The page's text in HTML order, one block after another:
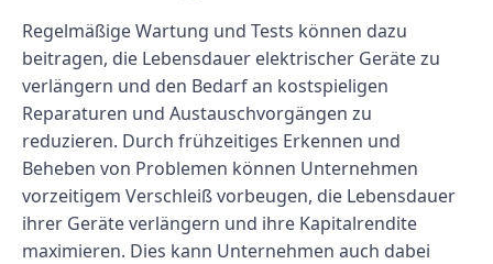
Regelmäßige Wartung und Tests können dazu
beitragen, die Lebensdauer elektrischer Geräte zu
verlängern und den Bedarf an kostspieligen
Reparaturen und Austauschvorgängen zu
reduzieren. Durch frühzeitiges Erkennen und
Beheben von Problemen können Unternehmen
vorzeitigem Verschleiß vorbeugen, die Lebensdauer
ihrer Geräte verlängern und ihre Kapitalrendite
maximieren. Dies kann Unternehmen auch dabei